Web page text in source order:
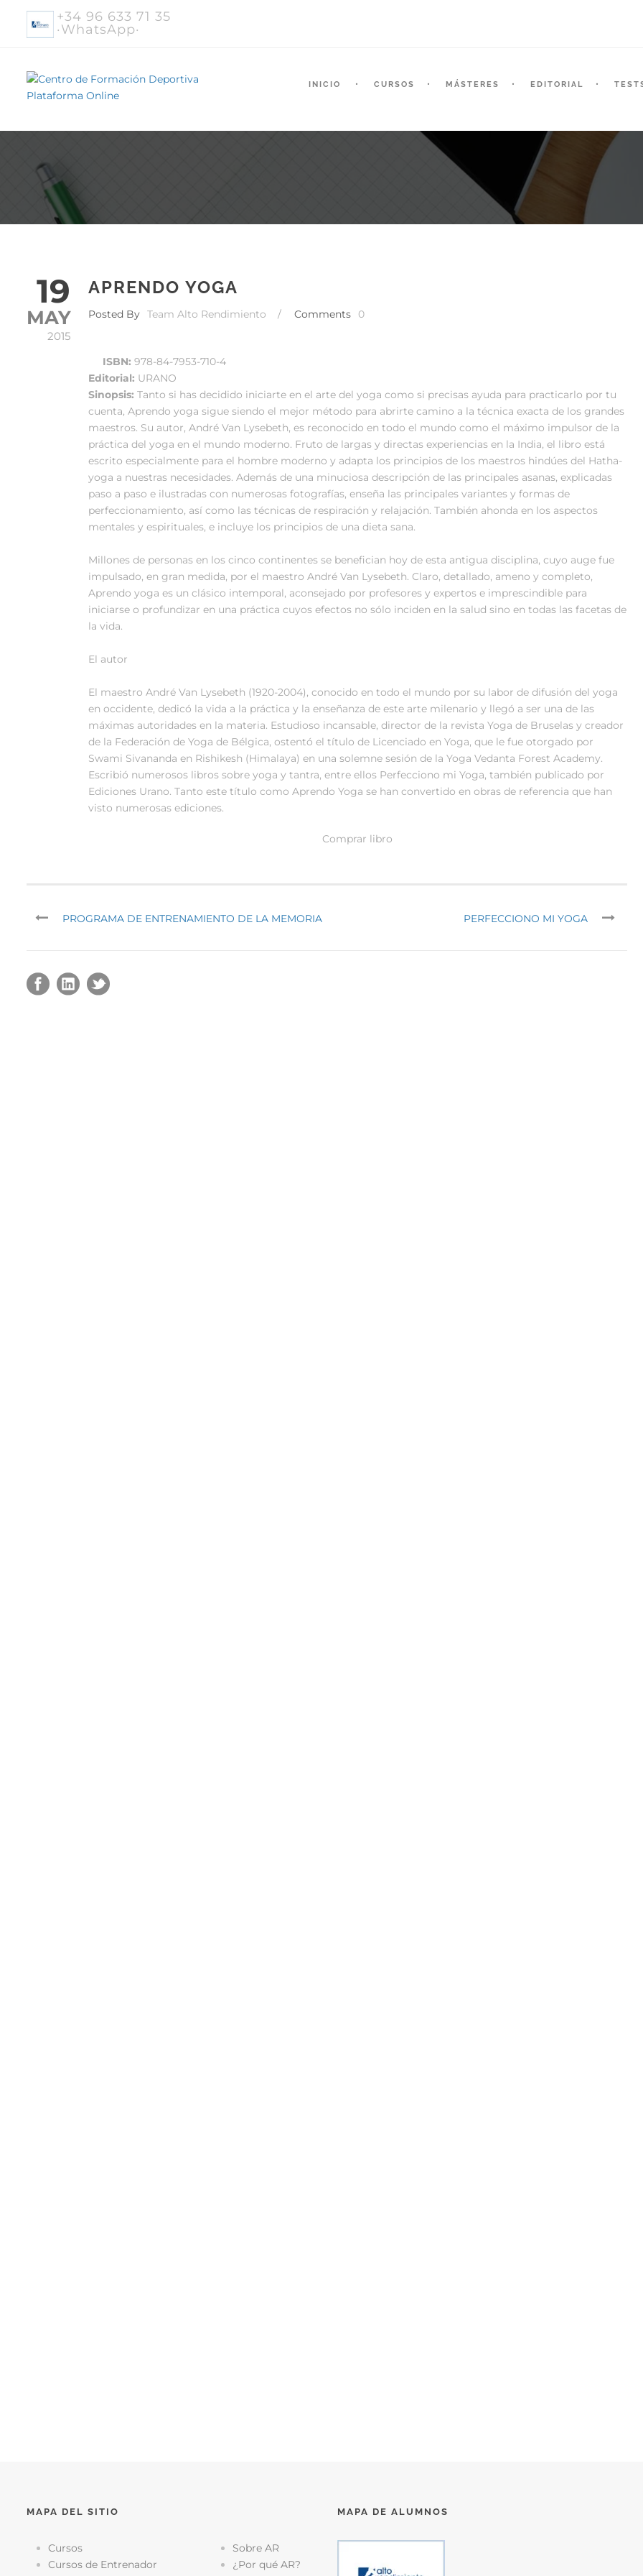
+34 96 633 71 35
·WhatsApp·
INICIO CURSOS MÁSTERES EDITORIAL
19
MAY
2015
APRENDO YOGA
Posted By Team Alto Rendimiento / Comments 0
ISBN: 978-84-7953-710-4
Editorial: URANO
Sinopsis: Tanto si has decidido iniciarte en el arte del yoga como si precisas ayuda para practicarlo por tu
cuenta, Aprendo yoga sigue siendo el mejor método para abrirte camino a la técnica exacta de los grandes
maestros. Su autor, André Van Lysebeth, es reconocido en todo el mundo como el máximo impulsor de la
práctica del yoga en el mundo moderno. Fruto de largas y directas experiencias en la India, el libro está
escrito especialmente para el hombre moderno y adapta los principios de los maestros hindúes del Hatha-
yoga a nuestras necesidades. Además de una minuciosa descripción de las principales asanas, explicadas
paso a paso e ilustradas con numerosas fotografías, enseña las principales variantes y formas de
perfeccionamiento, así como las técnicas de respiración y relajación. También ahonda en los aspectos
mentales y espirituales, e incluye los principios de una dieta sana.
Millones de personas en los cinco continentes se benefician hoy de esta antigua disciplina, cuyo auge fue
impulsado, en gran medida, por el maestro André Van Lysebeth. Claro, detallado, ameno y completo,
Aprendo yoga es un clásico intemporal, aconsejado por profesores y expertos e imprescindible para
iniciarse o profundizar en una práctica cuyos efectos no sólo inciden en la salud sino en todas las facetas de
la vida.
El autor
El maestro André Van Lysebeth (1920-2004), conocido en todo el mundo por su labor de difusión del yoga
en occidente, dedicó la vida a la práctica y la enseñanza de este arte milenario y llegó a ser una de las
máximas autoridades en la materia. Estudioso incansable, director de la revista Yoga de Bruselas y creador
de la Federación de Yoga de Bélgica, ostentó el título de Licenciado en Yoga, que le fue otorgado por
Swami Sivananda en Rishikesh (Himalaya) en una solemne sesión de la Yoga Vedanta Forest Academy.
Escribió numerosos libros sobre yoga y tantra, entre ellos Perfecciono mi Yoga, también publicado por
Ediciones Urano. Tanto este título como Aprendo Yoga se han convertido en obras de referencia que han
visto numerosas ediciones.
Comprar libro
PROGRAMA DE ENTRENAMIENTO DE LA MEMORIA PERFECCIONO MI YOGA
MAPA DEL SITIO
Cursos
Cursos de Entrenador
Sobre AR
¿Por qué AR?
MAPA DE ALUMNOS